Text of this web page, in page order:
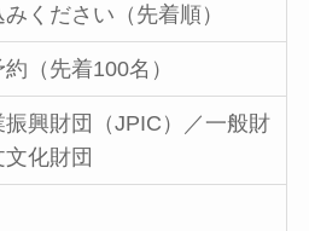
ください（先着順）
（先着100名）
興財団（JPIC）／一般財
化財団